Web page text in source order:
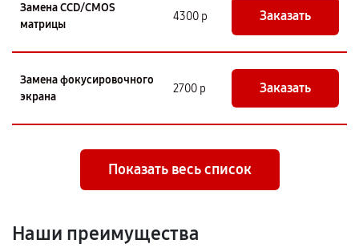
Замена CCD/CMOS
матрицы
4300 р Заказать
Замена фокусировочного
экрана
2700 р Заказать
Показать весь список
Наши преимущества